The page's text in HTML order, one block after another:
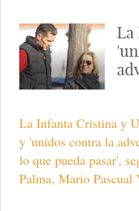
La
La Infanta Cristina y
y 'unidos contra la
lo que pueda pasar',
Palma, Mario Pascual